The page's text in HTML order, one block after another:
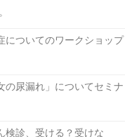
についてのワークショップ
の尿漏れ」についてセミナ
検診、受ける？受けな